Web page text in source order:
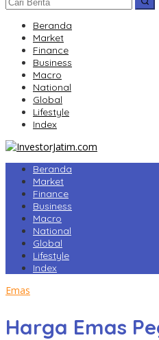
Beranda
Market
Finance
Business
Macro
National
Global
Lifestyle
Index
Beranda
Market
Finance
Business
Macro
National
Global
Lifestyle
Index
Emas
Harga Emas